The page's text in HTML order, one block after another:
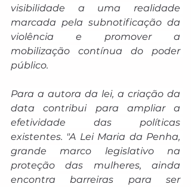
visibilidade a uma realidade
marcada pela subnotificação da
violência e promover a
mobilização contínua do poder
público.
Para a autora da lei, a criação da
data contribui para ampliar a
efetividade das políticas
existentes. "A Lei Maria da Penha,
grande marco legislativo na
proteção das mulheres, ainda
encontra barreiras para ser